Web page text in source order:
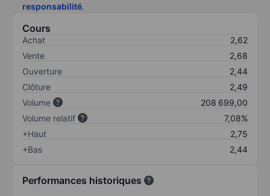
responsabilité.
Cours
Achat
2,62
Vente
2,68
Ouverture
2,44
Clôture
2,49
Volume
208 699,00
Volume relatif
7,08%
+Haut
2,75
+Bas
2,44
Performances historiques